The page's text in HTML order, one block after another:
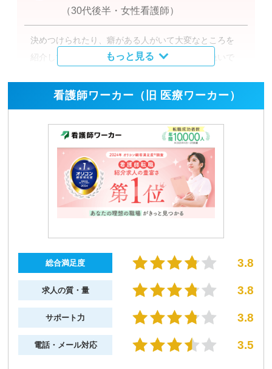
もっと見る
（30代後半・女性看護師）
決めつけられたり、癖がある人がいて大変なところを
紹介してきたりしました。こちらが転職時期は急いで
るように頑張りましょう」と言われたり、いろいろと
かみ合わないことが多く、電話口で自分の口数がどん
どん減っていってしまいました。担当者は悪い人では
ないものの、自分とは合わない印象でした。
閉じる
看護師ワーカー（旧 医療ワーカー）
総合満足度 3.8
求人の質・量 3.8
サポート力 3.8
電話・メール対応 3.5